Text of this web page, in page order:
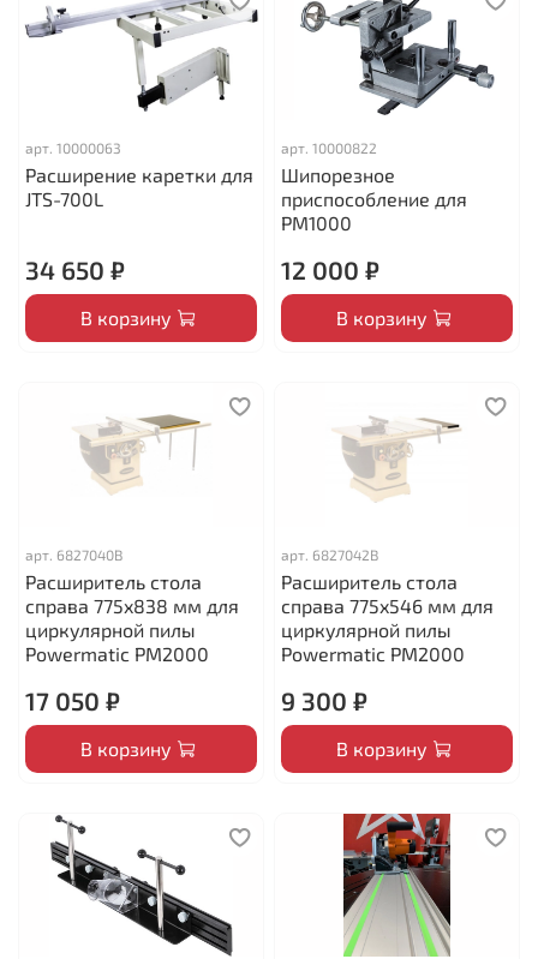
арт. 10000063
Расширение каретки для
JTS-700L
34 650 ₽
В корзину
арт. 10000822
Шипорезное
приспособление для
PM1000
12 000 ₽
В корзину
арт. 6827040B
Расширитель стола
справа 775x838 мм для
циркулярной пилы
Powermatic PM2000
17 050 ₽
В корзину
арт. 6827042B
Расширитель стола
справа 775x546 мм для
циркулярной пилы
Powermatic PM2000
9 300 ₽
В корзину